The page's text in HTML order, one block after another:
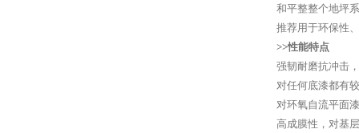
和平整整个地坪
推荐用于环保性
>>性能特点
强韧耐磨抗冲击
对任何底漆都有
对环氧自流平面
高成膜性，对基